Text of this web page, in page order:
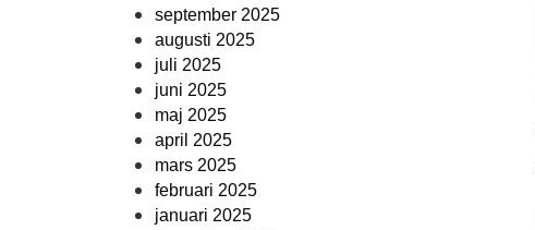
september 2025
augusti 2025
juli 2025
juni 2025
maj 2025
april 2025
mars 2025
februari 2025
januari 2025